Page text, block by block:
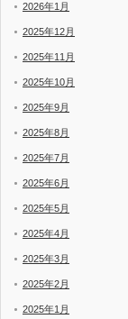
2026年1月
2025年12月
2025年11月
2025年10月
2025年9月
2025年8月
2025年7月
2025年6月
2025年5月
2025年4月
2025年3月
2025年2月
2025年1月